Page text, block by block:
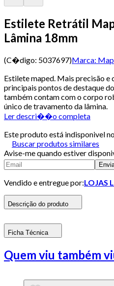
Estilete Retrátil
Lâmina 18mm
(C�digo: 5037697)Marca:
Estilete maped. Mais precisão e
principais pontos de destaque
também contam com o corpo
único de travamento da lâmina.
Ler descri��o completa
Este produto está indisponivel
Buscar produtos similares
Avise-me quando estiver
Vendido e entregue por:LOJAS
Descrição do produto
Ficha Técnica
Quem viu também